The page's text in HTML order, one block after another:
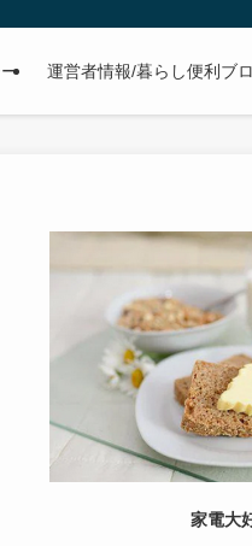
運営者情報/暮らし便利ブ
家電大